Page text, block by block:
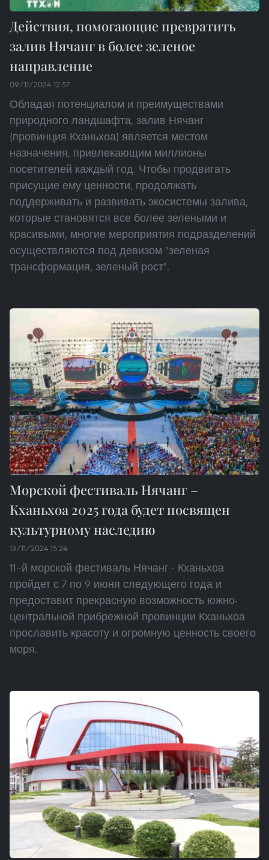
Действия, помогающие превратить
залив Нячанг в более зеленое
направление
09/11/2024 12:57
Обладая потенциалом и преимуществами
природного ландшафта, залив Нячанг
(провинция Кханьхоа) является местом
назначения, привлекающим миллионы
посетителей каждый год. Чтобы продвигать
присущие ему ценности, продолжать
поддерживать и развивать экосистемы залива,
которые становятся все более зелеными и
красивыми, многие мероприятия подразделений
осуществляются под девизом "зеленая
трансформация, зеленый рост".
Морской фестиваль Нячанг –
Кханьхоа 2025 года будет посвящен
культурному наследию
13/11/2024 15:24
11–й морской фестиваль Нячанг - Кханьхоа
пройдет с 7 по 9 июня следующего года и
предоставит прекрасную возможность южно-
центральной прибрежной провинции Кханьхоа
прославить красоту и огромную ценность своего
моря.